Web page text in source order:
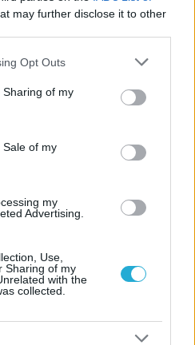
may further disclose it to other
app uses one or more Google
behaviour. You may click to
and its third-party tags to
purposes in below Google
Opt Outs
of my
of my
my
Advertising.
Use,
Sharing of my
with the
collected.
Αναγνώριση και σεβασμός
Α.Ο. Θήρας